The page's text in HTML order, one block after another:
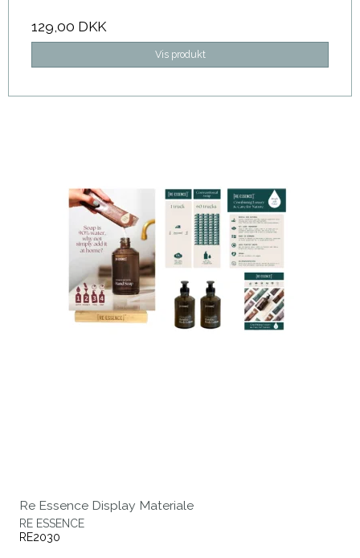
129,00 DKK
Vis produkt
Re Essence Display Materiale
RE ESSENCE
RE2030